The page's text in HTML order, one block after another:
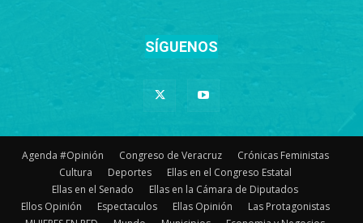
SÍGUENOS
Agenda #Opinión Congreso de Veracruz
Crónicas Feministas
Cultura
Deportes
Ellas en el Congreso Estatal
Ellas en el Senado
Ellas en la Cámara de Diputados
Ellos Opinión
Espectaculos Ellas Opinión
Las Protagonistas